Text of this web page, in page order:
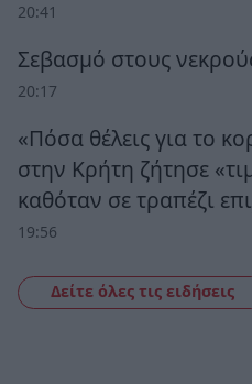
20:41
Σεβασμό στους
20:17
«Πόσα θέλεις για το
στην Κρήτη ζήτησε
καθόταν σε τραπέζι
19:56
Δείτε όλες τις ειδήσεις